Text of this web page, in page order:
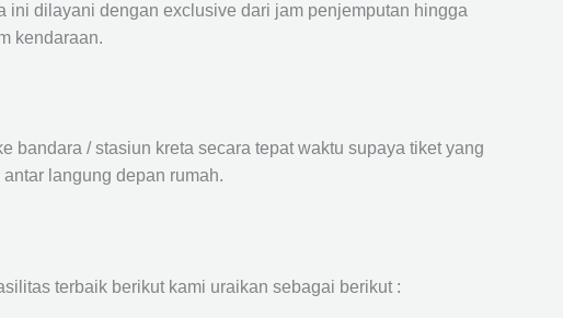
ini dilayani dengan exclusive dari jam penjemputan hingga
kendaraan.
/ stasiun kreta secara tepat waktu supaya tiket yang
langung depan rumah.
terbaik berikut kami uraikan sebagai berikut :